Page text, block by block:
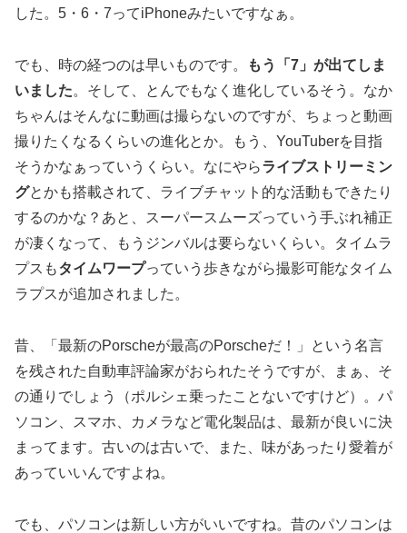
した。5・6・7ってiPhoneみたいですなぁ。
でも、時の経つのは早いものです。
もう「7」が出てしま
いました。そして、とんでもなく進化しているそう。なか
ちゃんはそんなに動画は撮らないのですが、ちょっと動画
撮りたくなるくらいの進化とか。もう、YouTuberを目指
そうかなぁっていうくらい。なにやらライブストリーミン
グとかも搭載されて、ライブチャット的な活動もできたり
するのかな？あと、スーパースムーズっていう手ぶれ補正
が凄くなって、もう ジンバルは要らない くらい。タイムラ
プスもタイムワープっていう歩きながら撮影可能なタイム
ラプスが追加されました。
昔、「最新のPorscheが最高のPorscheだ！」という名言
を残された自動車評論家がおられたそうですが、まぁ、そ
の通りでしょう（ポルシェ乗ったことないですけど）。パ
ソコン、スマホ、カメラなど電化製品は、最新が良いに決
まってます。古いのは古いで、また、味があったり愛着が
あっていいんですよね。
でも、パソコンは新しい方がいいですね。昔のパソコンは